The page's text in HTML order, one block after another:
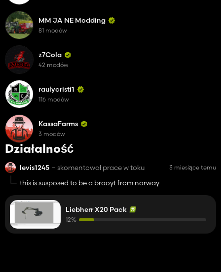
Działalność
levis1245 – skomentował prace w toku 3 miesiące temu
this is susposed to be a brooyt from norway
Liebherr X20 Pack
12%
MM JA NE Modding
81 modów
z7Cola
42 modów
raulycristi1
116 modów
KassaFarms
3 modów